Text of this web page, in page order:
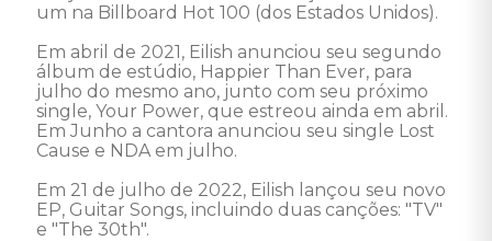
um na Billboard Hot 100 (dos Estados Unidos).
Em abril de 2021, Eilish anunciou seu segundo
álbum de estúdio, Happier Than Ever, para
julho do mesmo ano, junto com seu próximo
single, Your Power, que estreou ainda em abril.
Em Junho a cantora anunciou seu single Lost
Cause e NDA em julho.
Em 21 de julho de 2022, Eilish lançou seu novo
EP, Guitar Songs, incluindo duas canções: "TV"
e "The 30th".